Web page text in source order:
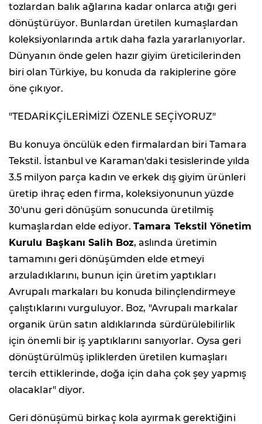
tozlardan balık ağlarına kadar onlarca atığı geri
dönüştürüyor. Bunlardan üretilen kumaşlardan
koleksiyonlarında artık daha fazla yararlanıyorlar.
Dünyanın önde gelen hazır giyim üreticilerinden
biri olan Türkiye, bu konuda da rakiplerine göre
öne çıkıyor.
"TEDARİKÇİLERİMİZİ ÖZENLE SEÇİYORUZ"
Bu konuya öncülük eden firmalardan biri Tamara
Tekstil. İstanbul ve Karaman'daki tesislerinde yılda
3.5 milyon parça kadın ve erkek dış giyim ürünleri
üretip ihraç eden firma, koleksiyonunun yüzde
30'unu geri dönüşüm sonucunda üretilmiş
kumaşlardan elde ediyor.Tamara Tekstil Yönetim
Kurulu Başkanı Salih Boz, aslında üretimin
tamamını geri dönüşümden elde etmeyi
arzuladıklarını, bunun için üretim yaptıkları
Avrupalı markaları bu konuda bilinçlendirmeye
çalıştıklarını vurguluyor. Boz, "Avrupalı markalar
organik ürün satın aldıklarında sürdürülebilirlik
için önemli bir iş yaptıklarını sanıyorlar. Oysa geri
dönüştürülmüş ipliklerden üretilen kumaşları
tercih ettiklerinde, doğa için daha çok şey yapmış
olacaklar" diyor.
Geri dönüşümü birkaç kola ayırmak gerektiğini